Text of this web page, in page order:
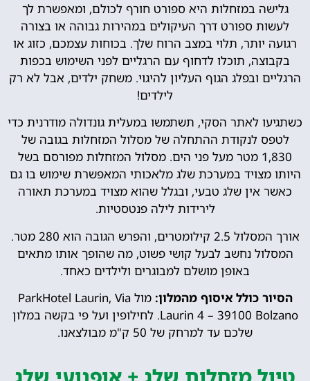
גלישה במזחלות היא ספורט חורף לכולם, ומאפשרת לך
לעשות ספורט דרך העיקולים במהירות גבוהה או בצורה
רגועה יותר, תלוי במצב הרוח שלך. בכוחות עצמכם, כזוג או
בקבוצה, תוכלו לדחוף עם הרגליים לפני השימוש בכפות
הרגליים ובפלג הגוף העליון להיגוי. משחק ילדים, אבל לא רק
לילדים!
כשתגיעו לאתר הסקי, תשתמשו במעלית גונדולה מודרנית כדי
לטפס לנקודת ההתחלה של מסלול המזחלות בגובה של
1,830 מטר מעל פני הים. מסלול המזחלות מפורסם בשל
היותו מצויד במערכת שלג מלאכותי המאפשרת שימוש בו גם
כאשר אין שלג טבעי, ובגלל שהוא מצויד במערכת תאורה
לירידות לילה פנטסטיות.
אורך המסלול 2.5 קילומטרים, והפרש הגובה הוא 280 מטר.
המסלול נחשב לבעל קושי פשוט, מה שהופך אותו מתאים
באופן מושלם למבוגרים ולילדים כאחד.
הסיור כולל איסוף מהמלון:
מול ParkHotel Laurin, Via
Laurin 4 – 39100 Bolzano. לחילופין ועל פי בקשה במלון
שלכם עד למרחק של 50 ק"מ מבולצאנו.